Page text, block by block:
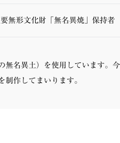
無形文化財「無名異焼」保持者
無名異土）を使用しています。
制作してまいります。